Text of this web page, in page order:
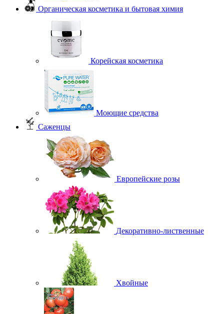
Органическая косметика и бытовая химия
Корейская косметика
Моющие средства
Саженцы
Европейские розы
Декоративно-лиственные
Хвойные